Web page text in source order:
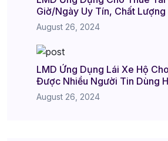
Giờ/Ngày Uy Tín, Chất Lượng
August 26, 2024
LMD Ứng Dụng Lái Xe Hộ
Được Nhiều Người Tin Dùng
August 26, 2024